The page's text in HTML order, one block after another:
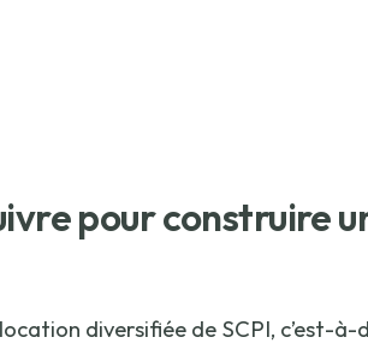
pour construire
diversifiée de SCPI, c’est-